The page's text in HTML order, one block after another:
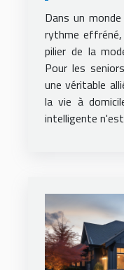
domicile
Dans un
rythme
pilier de la
Pour les
une véritable
la vie à
intelligente n'est